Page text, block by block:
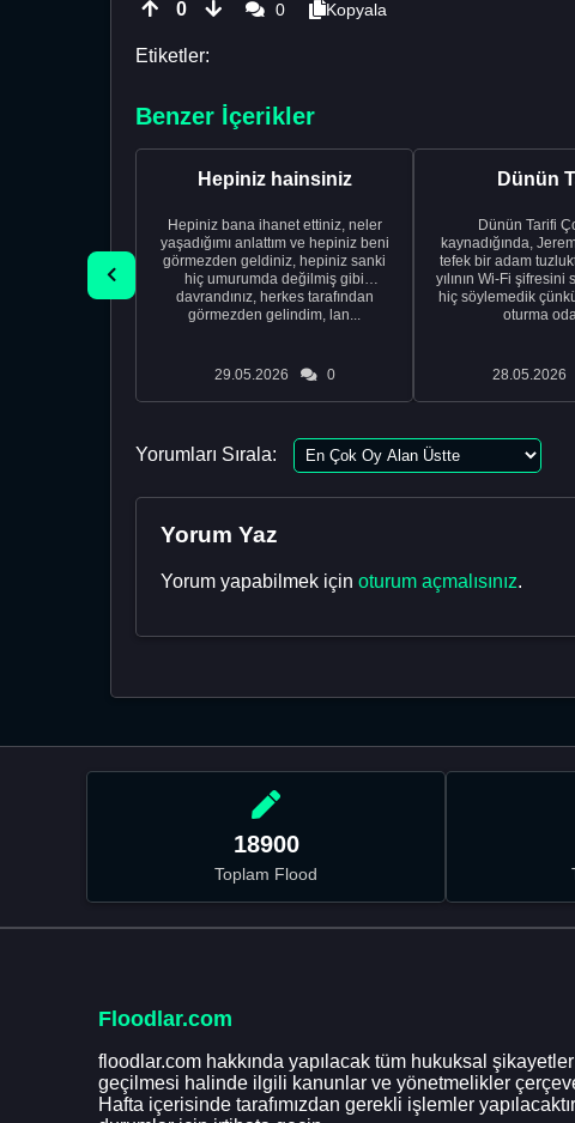
0 0 Kopyala
Etiketler:
Benzer İçerikler
Hepiniz hainsiniz
Hepiniz bana ihanet ettiniz, neler
yaşadığımı anlattım ve hepiniz beni
görmezden geldiniz, hepiniz sanki
hiç umurumda değilmiş gibi
davrandınız, herkes tarafından
görmezden gelindim, lan...
29.05.2026 0
Dünün
Dünün Tarifi Çorba her
kaynadığında,
tefek bir adam
yılının Wi-Fi şifresini
hiç söylemedik
oturma
28.05.2026
Yorumları Sırala:
Yorum Yaz
Yorum yapabilmek için oturum açmalısınız.
18900
Toplam Flood
Floodlar.com
floodlar.com hakkında yapılacak tüm hukuksal
geçilmesi halinde ilgili kanunlar ve yönetmelikler
Hafta içerisinde tarafımızdan gerekli işlemler